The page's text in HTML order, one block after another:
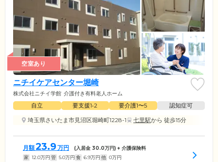
空室あり
ニチイケアセンター堀崎
株式会社ニチイ学館 介護付き有料老人ホーム
自立 要支援1•2 要介護1〜5
認知症可
埼玉県さいたま市見沼区堀崎町1228-1
七里駅から 徒歩15分
月額23.9 万円 (入居金 30.0万円) + 介護保険料
家 12.0万円 管 5.0万円 食 6.9万円 他 0万円